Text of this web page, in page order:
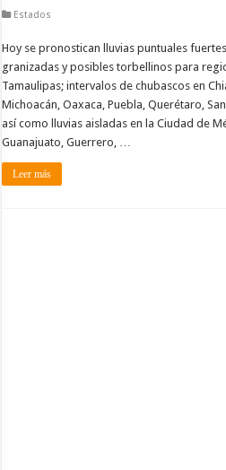
Estados
Hoy se pronostican lluvias puntuales
granizadas y posibles torbellinos para
Tamaulipas; intervalos de chubascos en
Michoacán, Oaxaca, Puebla, Querétaro,
así como lluvias aisladas en la Ciudad de
Guanajuato, Guerrero, …
Leer más